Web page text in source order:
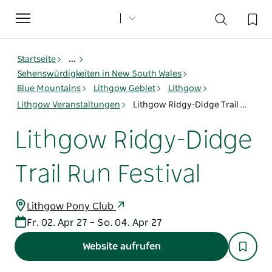
Toggle
navigation
Startseite
...
Sehenswürdigkeiten in New South Wales
Blue Mountains
Lithgow Gebiet
Lithgow
Lithgow Veranstaltungen
Lithgow Ridgy-Didge Trail Run Festival
Lithgow Ridgy-Didge
Trail Run Festival
Lithgow Pony Club
Fr. 02. Apr 27 – So. 04. Apr 27
Website aufrufen